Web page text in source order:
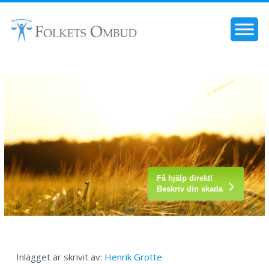
Få hjälp direkt!
Beskriv din skada
Inlägget är skrivit av: Henrik Grotte